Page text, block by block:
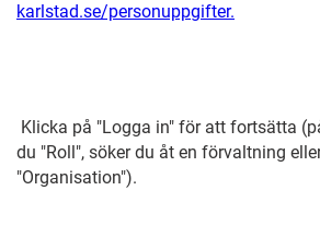
karlstad.se/personuppgifter.
Klicka på "Logga in" för att fortsätta
du "Roll", söker du åt en förvaltning
"Organisation").